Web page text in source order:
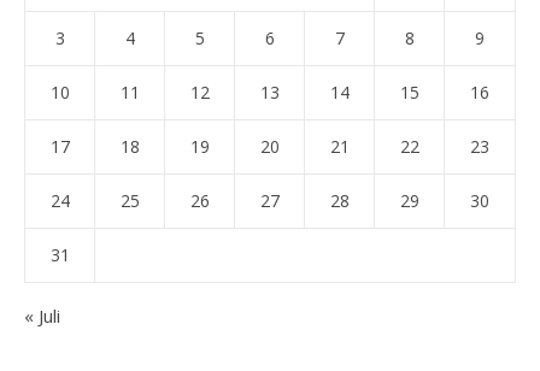
3 4 5 6 7 8 9
10 11 12 13 14 15 16
17 18 19 20 21 22 23
24 25 26 27 28 29 30
31
« Juli